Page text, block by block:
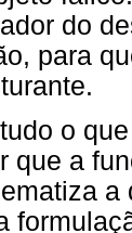
do
para
o
que a
a